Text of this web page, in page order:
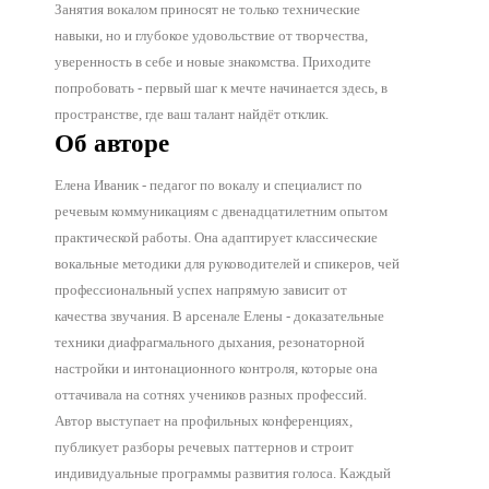
Занятия вокалом приносят не только технические
навыки, но и глубокое удовольствие от творчества,
уверенность в себе и новые знакомства. Приходите
попробовать - первый шаг к мечте начинается здесь, в
пространстве, где ваш талант найдёт отклик.
Об авторе
Елена Иваник - педагог по вокалу и специалист по
речевым коммуникациям с двенадцатилетним опытом
практической работы. Она адаптирует классические
вокальные методики для руководителей и спикеров, чей
профессиональный успех напрямую зависит от
качества звучания. В арсенале Елены - доказательные
техники диафрагмального дыхания, резонаторной
настройки и интонационного контроля, которые она
оттачивала на сотнях учеников разных профессий.
Автор выступает на профильных конференциях,
публикует разборы речевых паттернов и строит
индивидуальные программы развития голоса. Каждый